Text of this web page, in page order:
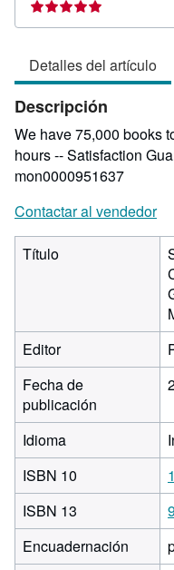
Detalles del artículo
Descripción
We have 75,000 books
hours -- Satisfaction
mon0000951637
Contactar al vendedor
Título
Editor
Fecha de
publicación
Idioma
ISBN 10
ISBN 13
Encuadernación